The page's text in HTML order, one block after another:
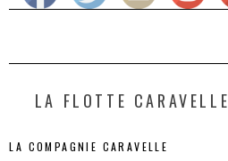
LA FLOTTE CARAVELLE
LA COMPAGNIE CARAVELLE